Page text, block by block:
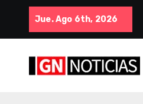
Jue. Ago 6th, 2026